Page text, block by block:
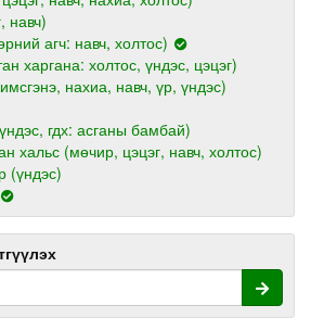
навч)
агч: навч, холтос)
харгана: холтос, үндэс, цэцэг)
нахиа, навч, үр, үндэс)
гдх: асганы бамбай)
хальс (мөчир, цэцэг, навч, холтос)
(үндэс)